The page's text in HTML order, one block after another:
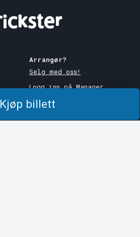
Kjøp billett
Arrangør?
Selg med oss!
Logg inn på Manager
System Support